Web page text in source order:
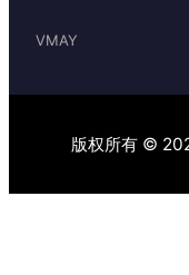
VMAY
版权所有 ©